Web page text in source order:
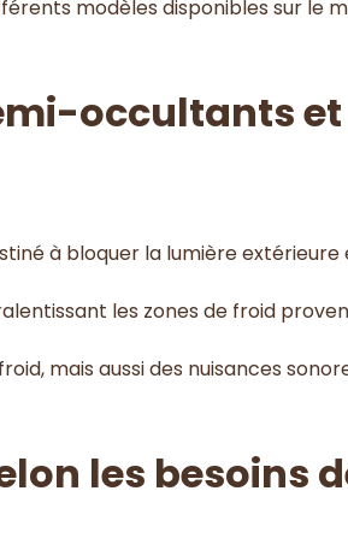
modèles disponibles sur le
occultants et
à bloquer la lumière
les zones de froid
mais aussi des nuisances
les besoins